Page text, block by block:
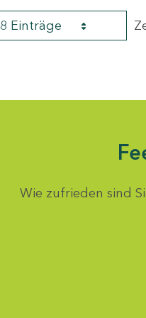
8 Einträge
Wie zufrieden sind